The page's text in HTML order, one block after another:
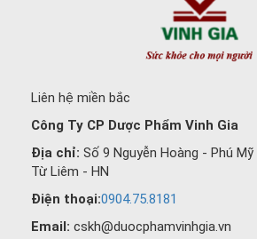
Liên hệ miền bắc
Công Ty CP Dược Phẩm Vinh Gia
Địa chỉ: Số 9 Nguyễn Hoàng - Phú
Từ Liêm - HN
Điện thoại:0904.75.8181
Email: cskh@duocphamvinhgia.vn